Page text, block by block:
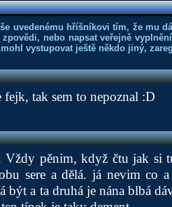
uvedenému hříšníkovi tím, že mu
nebo napsat veřejně
vystupovat ještě někdo jiný,
tak sem to nepoznal :D
Vždy pěnim, když čtu jak si
sere a dělá. já nevim co
být a ta druhá je nána blbá